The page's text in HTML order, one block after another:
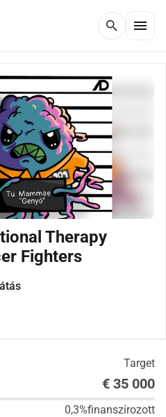
search menu
Therapy
Fighters
Target
€ 35 000
0,3%finanszírozott